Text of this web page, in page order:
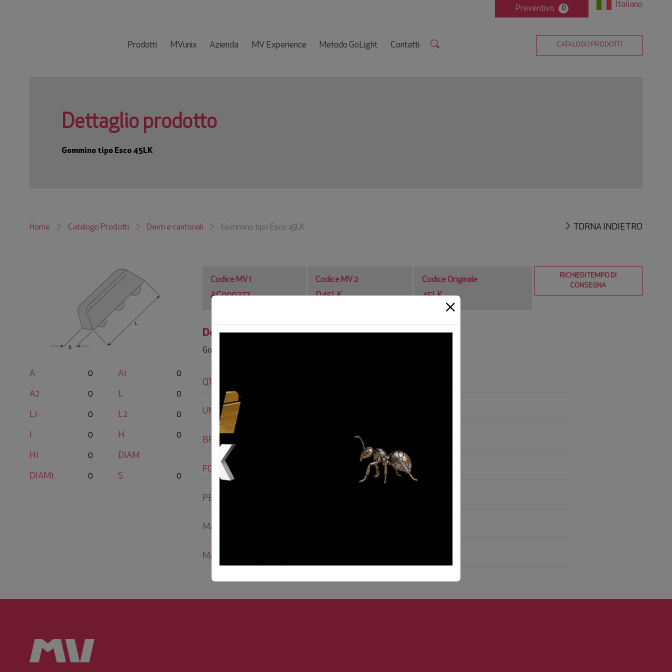
Preventivo 0 Italiano
Prodotti
SU MISURA
CERCA PRODOTTO
MVunix Azienda MV Experience Metodo GoLight Contatti CATALOGO PRODOTTI
Gommino tipo Esco 45LK
Dettaglio prodotto
Home Catalogo Prodotti Denti e cantonali Gommino tipo Esco 45LK TORNA INDIETRO
A 0 A1 0
A2 0 L 0
L1 0 L2 0
0 H 0
H1 0 DIAM
DIAM1 0 S 0
RICHIEDI TEMPO DI
CONSEGNA
Codice MV 1
AC000277
Codice MV 2
D45LK
Codice Originale
45LK
Descrizione
Gommino tipo Esco 45LK
QTY
UM
BRAND
FORI
PESO
MACHINES
MATCHES